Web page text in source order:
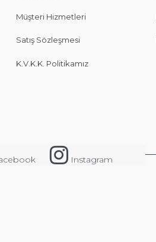
Müşteri Hizmetleri
Satış Sözleşmesi
K.V.K.K. Politikamız
Instagram